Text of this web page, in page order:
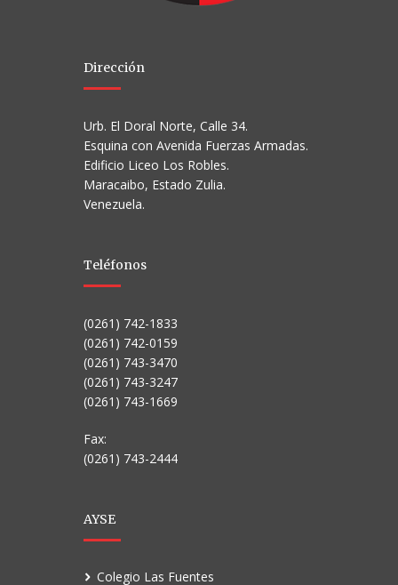
Dirección
Urb. El Doral Norte, Calle 34.
Esquina con Avenida Fuerzas Armadas.
Edificio Liceo Los Robles.
Maracaibo, Estado Zulia.
Venezuela.
Teléfonos
(0261) 742-1833
(0261) 742-0159
(0261) 743-3470
(0261) 743-3247
(0261) 743-1669
Fax:
(0261) 743-2444
AYSE
Colegio Las Fuentes